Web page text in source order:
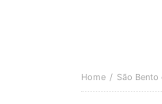
Home São Bento